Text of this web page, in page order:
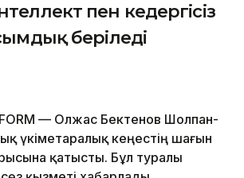
пен кедергісіз
беріледі
— Олжас Бектенов Шолпан-
үкіметаралық кеңестің шағын
қатысты. Бұл туралы